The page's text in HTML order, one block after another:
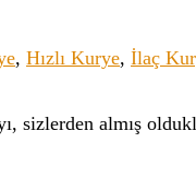
, Hızlı Kurye, İlaç
sizlerden almış